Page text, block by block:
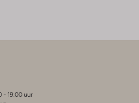
- 19:00 uur